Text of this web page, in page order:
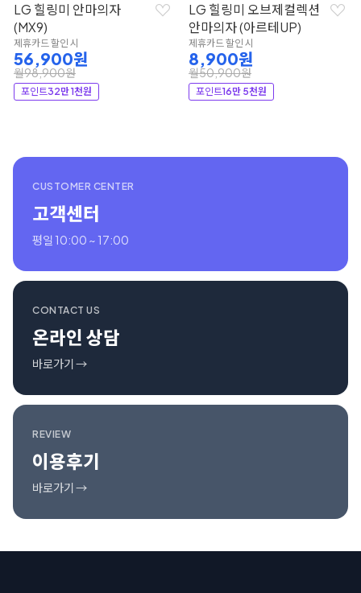
LG 힐링미 안마의자
(MX9)
제휴카드 할인 시
56,900원
월98,900원
포인트32만 1천원
LG 힐링미 오브제컬렉션
안마의자 (아르테UP)
제휴카드 할인 시
8,900원
월50,900원
포인트16만 5천원
CUSTOMER CENTER
고객센터
평일 10:00 ~ 17:00
CONTACT US
온라인 상담
바로가기 →
REVIEW
이용후기
바로가기 →